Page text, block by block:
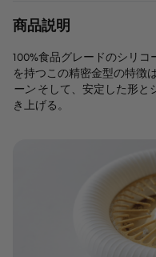
商品説明
100%食品グレードのシリ
を持つこの精密金型の特徴
ーン そして、安定した形と
き上げる。